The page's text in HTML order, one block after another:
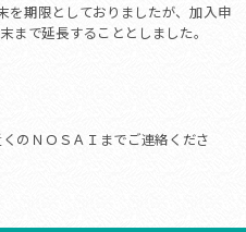
を期限としておりましたが、加入申
まで延長することとしました。
のＮＯＳＡＩまでご連絡くださ